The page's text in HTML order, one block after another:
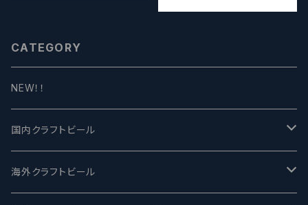
CATEGORY
NEW！！
国内クラフトビール
UCHU BREWING -うちゅうブルーイング
海外クラフトビール